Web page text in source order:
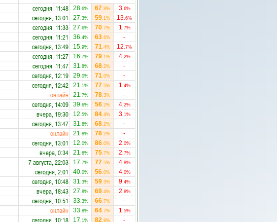
сегодня, 11:48 28.6% 67.8% 3.6%
сегодня, 13:01 27.3% 59.1% 13.6%
сегодня, 11:33 27.6% 70.7% 1.7%
сегодня, 11:21 36.4% 63.6%
-
сегодня, 13:49 15.9% 71.4% 12.7%
сегодня, 11:27 16.7% 79.1% 4.2%
сегодня, 11:47 31.8% 68.2%
-
сегодня, 12:19 29.0% 71.0%
-
сегодня, 12:42 21.1% 77.5% 1.4%
онлайн 21.7% 78.3%
-
сегодня, 14:09 39.6% 56.2% 4.2%
вчера, 19:30 12.5% 84.4% 3.1%
сегодня, 13:47 31.8% 68.2%
-
онлайн 21.8% 78.2%
-
сегодня, 13:01 12.0% 86.0% 2.0%
вчера, 0:34 21.6% 75.7% 2.7%
7 августа, 22:03 17.7% 77.5% 4.8%
сегодня, 2:01 40.0% 56.0% 4.0%
сегодня, 10:48 31.3% 59.3% 9.4%
вчера, 18:43 27.8% 69.4% 2.8%
сегодня, 10:51 33.3% 66.7%
-
онлайн 33.8% 64.7% 1.5%
сегодня, 10:18 17.1% 82.9%
-